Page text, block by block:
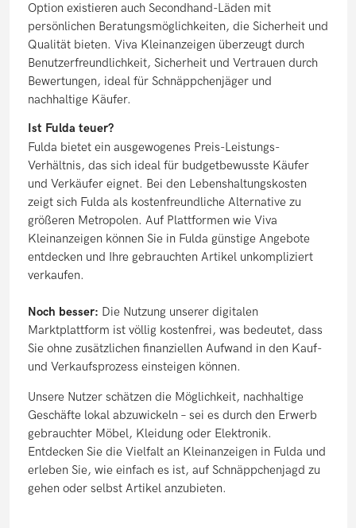
Option existieren auch Secondhand-Läden mit
persönlichen Beratungsmöglichkeiten, die Sicherheit und
Qualität bieten. Viva Kleinanzeigen überzeugt durch
Benutzerfreundlichkeit, Sicherheit und Vertrauen durch
Bewertungen, ideal für Schnäppchenjäger und
nachhaltige Käufer.
Ist Fulda teuer?
Fulda bietet ein ausgewogenes Preis-Leistungs-
Verhältnis, das sich ideal für budgetbewusste Käufer
und Verkäufer eignet. Bei den Lebenshaltungskosten
zeigt sich Fulda als kostenfreundliche Alternative zu
größeren Metropolen. Auf Plattformen wie Viva
Kleinanzeigen können Sie in Fulda günstige Angebote
entdecken und Ihre gebrauchten Artikel unkompliziert
verkaufen.
Noch besser: Die Nutzung unserer digitalen
Marktplattform ist völlig kostenfrei, was bedeutet, dass
Sie ohne zusätzlichen finanziellen Aufwand in den Kauf-
und Verkaufsprozess einsteigen können.
Unsere Nutzer schätzen die Möglichkeit, nachhaltige
Geschäfte lokal abzuwickeln – sei es durch den Erwerb
gebrauchter Möbel, Kleidung oder Elektronik.
Entdecken Sie die Vielfalt an Kleinanzeigen in Fulda und
erleben Sie, wie einfach es ist, auf Schnäppchenjagd zu
gehen oder selbst Artikel anzubieten.